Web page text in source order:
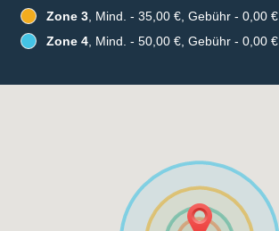
Zone 3, Mind. - 35,00 €, Gebühr - 0,00 €
Zone 4, Mind. - 50,00 €, Gebühr - 0,00 €